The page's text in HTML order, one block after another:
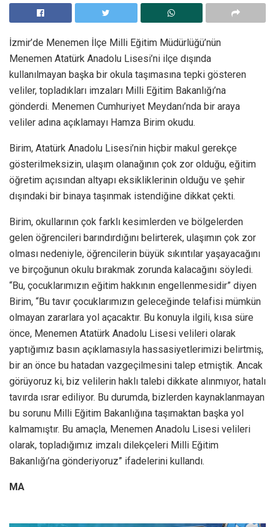
İzmir’de Menemen İlçe Milli Eğitim Müdürlüğü’nün
Menemen Atatürk Anadolu Lisesi’ni ilçe dışında
kullanılmayan başka bir okula taşımasına tepki gösteren
veliler, topladıkları imzaları Milli Eğitim Bakanlığı’na
gönderdi. Menemen Cumhuriyet Meydanı’nda bir araya
veliler adına açıklamayı Hamza Birim okudu.
Birim, Atatürk Anadolu Lisesi’nin hiçbir makul gerekçe
gösterilmeksizin, ulaşım olanağının çok zor olduğu, eğitim
öğretim açısından altyapı eksikliklerinin olduğu ve şehir
dışındaki bir binaya taşınmak istendiğine dikkat çekti.
Birim, okullarının çok farklı kesimlerden ve bölgelerden
gelen öğrencileri barındırdığını belirterek, ulaşımın çok zor
olması nedeniyle, öğrencilerin büyük sıkıntılar yaşayacağını
ve birçoğunun okulu bırakmak zorunda kalacağını söyledi.
“Bu, çocuklarımızın eğitim hakkının engellenmesidir” diyen
Birim, “Bu tavır çocuklarımızın geleceğinde telafisi mümkün
olmayan zararlara yol açacaktır. Bu konuyla ilgili, kısa süre
önce, Menemen Atatürk Anadolu Lisesi velileri olarak
yaptığımız basın açıklamasıyla hassasiyetlerimizi belirtmiş,
bir an önce bu hatadan vazgeçilmesini talep etmiştik. Ancak
görüyoruz ki, biz velilerin haklı talebi dikkate alınmıyor, hatalı
tavırda ısrar ediliyor. Bu durumda, bizlerden kaynaklanmayan
bu sorunu Milli Eğitim Bakanlığına taşımaktan başka yol
kalmamıştır. Bu amaçla, Menemen Anadolu Lisesi velileri
olarak, topladığımız imzalı dilekçeleri Milli Eğitim
Bakanlığı’na gönderiyoruz” ifadelerini kullandı.
MA